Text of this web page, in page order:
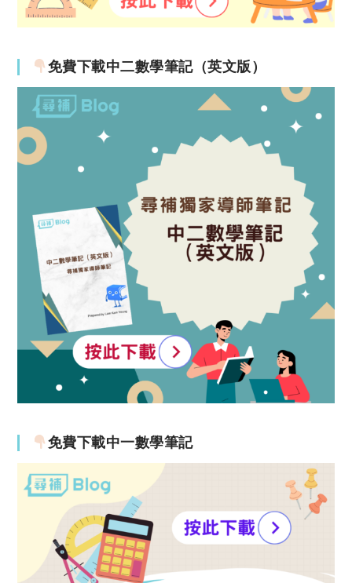
免費下載中二數學筆記（英文版）
免費下載中一數學筆記